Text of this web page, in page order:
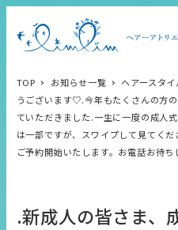
TOP お知らせ一覧 ヘアースタイ
うございます♡.今年もたくさんの方
ていただきました.一生に一度の成人
は一部ですが、スワイプして見てく
ご予約開始いたします。お電話お待
.新成人の皆さま、